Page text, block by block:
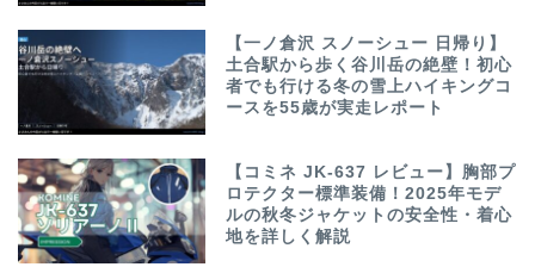
【一ノ倉沢 スノーシュー 日帰り】
土合駅から歩く谷川岳の絶壁！初心
者でも行ける冬の雪上ハイキングコ
ースを55歳が実走レポート
【コミネ JK-637 レビュー】胸部プ
ロテクター標準装備！2025年モデ
ルの秋冬ジャケットの安全性・着心
地を詳しく解説